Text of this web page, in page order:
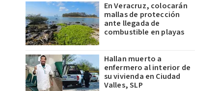
En Veracruz, colocarán
mallas de protección
ante llegada de
combustible en playas
Hallan muerto a
enfermero al interior de
su vivienda en Ciudad
Valles, SLP